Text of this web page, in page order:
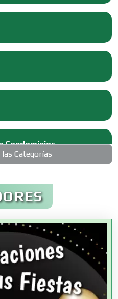
Condominios
Empresas
Categorías